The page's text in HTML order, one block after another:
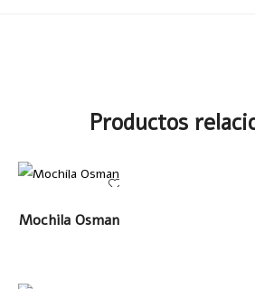
Productos
LEER MÁS
Mochila Osman